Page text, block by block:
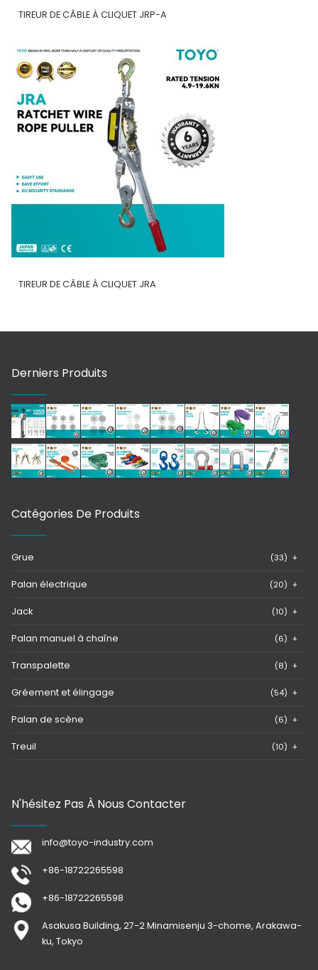
TIREUR DE CÂBLE À CLIQUET JRP-A
TIREUR DE CÂBLE À CLIQUET JRA
Derniers Produits
Catégories De Produits
Grue (33) +
Palan électrique (20) +
Jack (10) +
Palan manuel à chaîne (6) +
Transpalette (8) +
Gréement et élingage (54) +
Palan de scène (6) +
Treuil (10) +
N'hésitez Pas À Nous Contacter
info@toyo-industry.com
+86-18722265598
+86-18722265598
Asakusa Building, 27-2 Minamisenju 3-chome, Arakawa-
ku, Tokyo